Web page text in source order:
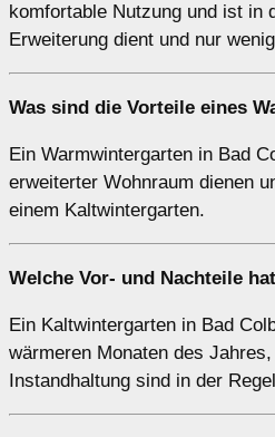
komfortable Nutzung und ist in
Erweiterung dient und nur
Was sind die Vorteile eines
Ein Warmwintergarten in Bad
erweiterter Wohnraum dienen
einem Kaltwintergarten.
Welche Vor- und Nachteile
Ein Kaltwintergarten in Bad
wärmeren Monaten des
Instandhaltung sind in der